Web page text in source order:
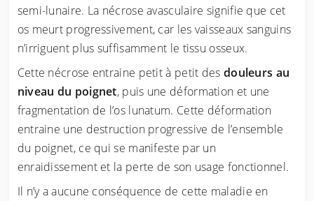
semi-lunaire. La nécrose avasculaire signifie que cet
os meurt progressivement, car les vaisseaux sanguins
n’irriguent plus suffisamment le tissu osseux.
Cette nécrose entraine petit à petit des douleurs au
niveau du poignet, puis une déformation et une
fragmentation de l’os lunatum. Cette déformation
entraine une destruction progressive de l’ensemble
du poignet, ce qui se manifeste par un
enraidissement et la perte de son usage fonctionnel.
Il n’y a aucune conséquence de cette maladie en